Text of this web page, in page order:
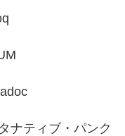
ナティブ・パンク